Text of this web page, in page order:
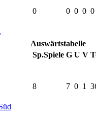
0 0 0 0 0
Auswärtstabelle
Sp.Spiele G U V
8 7 0 1